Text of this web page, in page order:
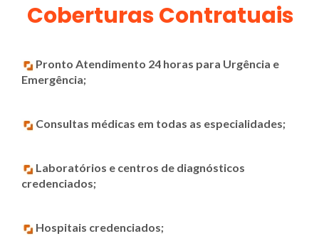
Coberturas Contratuais
Pronto Atendimento 24 horas para Urgência e
Emergência;
Consultas médicas em todas as especialidades;
Laboratórios e centros de diagnósticos
credenciados;
Hospitais credenciados;